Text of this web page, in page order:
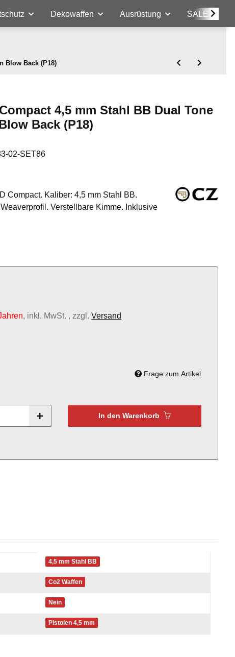
Dekowaffen Ausrüstung SALE
Blow Back (P18)
4,5 mm Stahl BB Dual Tone
Back (P18)
02-SET86
Compact. Kaliber: 4,5 mm Stahl BB.
Verstellbare Kimme. Inklusive
, inkl. MwSt. , zzgl. Versand
Frage zum Artikel
In den Warenkorb
4,5 mm Stahl BB
Co2 Waffen
Nein
Pistolen 4,5 mm